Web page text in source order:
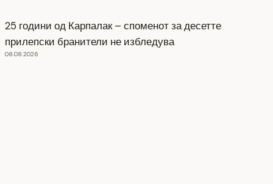
25 години од Карпалак – споменот за десетте
прилепски бранители не избледува
08.08.2026